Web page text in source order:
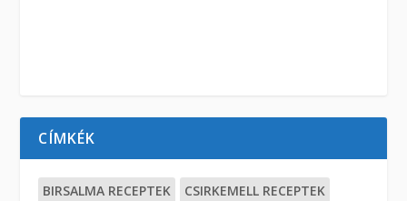
CÍMKÉK
BIRSALMA RECEPTEK
CSIRKEMELL RECEPTEK